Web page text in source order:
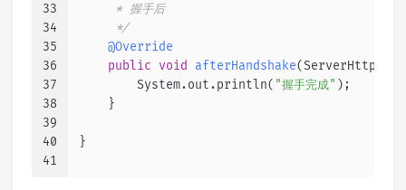
33
34
35
36
37
38
39
40
41
     * 握手后
     */
@Override
public
void afterHandshake
        System.out.println(
"握手完成" );
    }
}